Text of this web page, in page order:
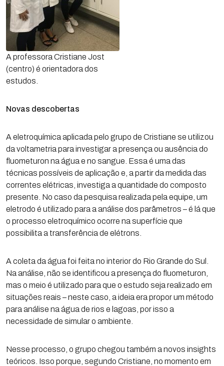
A professora Cristiane Jost
(centro) é orientadora dos
estudos.
Novas descobertas
A eletroquímica aplicada pelo grupo de Cristiane se utilizou
da voltametria para investigar a presença ou ausência do
fluometuron na água e no sangue. Essa é uma das
técnicas possíveis de aplicação e, a partir da medida das
correntes elétricas, investiga a quantidade do composto
presente. No caso da pesquisa realizada pela equipe, um
eletrodo é utilizado para a análise dos parâmetros – é lá que
o processo eletroquímico ocorre na superfície que
possibilita a transferência de elétrons.
A coleta da água foi feita no interior do Rio Grande do Sul.
Na análise, não se identificou a presença do fluometuron,
mas o meio é utilizado para que o estudo seja realizado em
situações reais – neste caso, a ideia era propor um método
para análise na água de rios e lagoas, por isso a
necessidade de simular o ambiente.
Nesse processo, o grupo chegou também a novos insights
teóricos. Isso porque, segundo Cristiane, no momento em